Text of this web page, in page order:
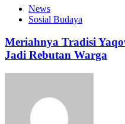
News
Sosial Budaya
Meriahnya Tradisi
Jadi Rebutan Warga